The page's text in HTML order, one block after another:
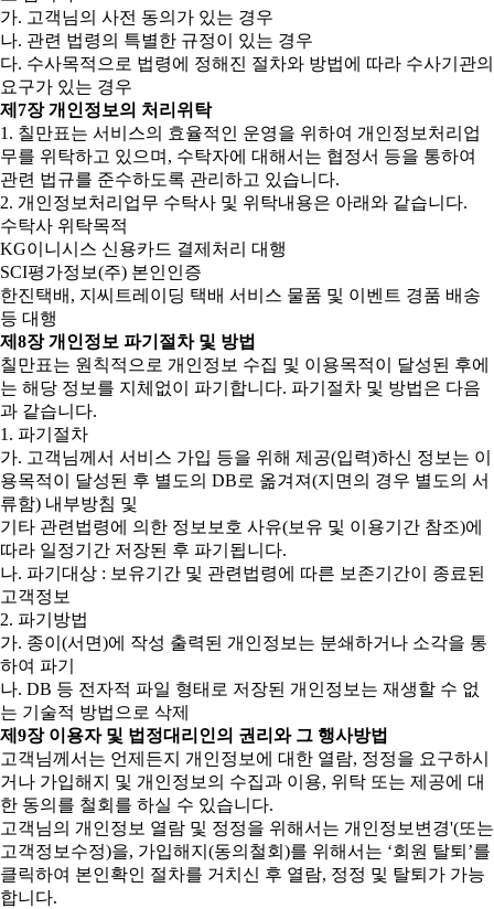
가. 고객님의 사전 동의가 있는 경우
나. 관련 법령의 특별한 규정이 있는 경우
다. 수사목적으로 법령에 정해진 절차와 방법에 따라 수사기관의
요구가 있는 경우
제7장 개인정보의 처리위탁
1. 칠만표는 서비스의 효율적인 운영을 위하여 개인정보처리업
무를 위탁하고 있으며, 수탁자에 대해서는 협정서 등을 통하여
관련 법규를 준수하도록 관리하고 있습니다.
2. 개인정보처리업무 수탁사 및 위탁내용은 아래와 같습니다.
수탁사 위탁목적
KG이니시스 신용카드 결제처리 대행
SCI평가정보(주) 본인인증
한진택배, 지씨트레이딩 택배 서비스 물품 및 이벤트 경품 배송
등 대행
제8장 개인정보 파기절차 및 방법
칠만표는 원칙적으로 개인정보 수집 및 이용목적이 달성된 후에
는 해당 정보를 지체없이 파기합니다. 파기절차 및 방법은 다음
과 같습니다.
1. 파기절차
가. 고객님께서 서비스 가입 등을 위해 제공(입력)하신 정보는 이
용목적이 달성된 후 별도의 DB로 옮겨져(지면의 경우 별도의 서
류함) 내부방침 및
기타 관련법령에 의한 정보보호 사유(보유 및 이용기간 참조)에
따라 일정기간 저장된 후 파기됩니다.
나. 파기대상 : 보유기간 및 관련법령에 따른 보존기간이 종료된
고객정보
2. 파기방법
가. 종이(서면)에 작성 출력된 개인정보는 분쇄하거나 소각을 통
하여 파기
나. DB 등 전자적 파일 형태로 저장된 개인정보는 재생할 수 없
는 기술적 방법으로 삭제
제9장 이용자 및 법정대리인의 권리와 그 행사방법
고객님께서는 언제든지 개인정보에 대한 열람, 정정을 요구하시
거나 가입해지 및 개인정보의 수집과 이용, 위탁 또는 제공에 대
한 동의를 철회를 하실 수 있습니다.
고객님의 개인정보 열람 및 정정을 위해서는 개인정보변경'(또는
고객정보수정)을, 가입해지(동의철회)를 위해서는 ‘회원 탈퇴’를
클릭하여 본인확인 절차를 거치신 후 열람, 정정 및 탈퇴가 가능
합니다.